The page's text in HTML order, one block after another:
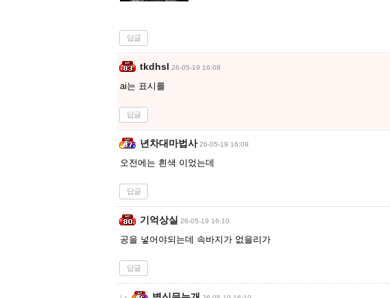
답글
tkdhsl 26-05-19 16:08
ai는 표시를
답글
년차대마법사 26-05-19 16:09
오전에는 흰색 이었는데
답글
기억상실 26-05-19 16:10
공을 넣어야되는데 속바지가 없을리가
답글